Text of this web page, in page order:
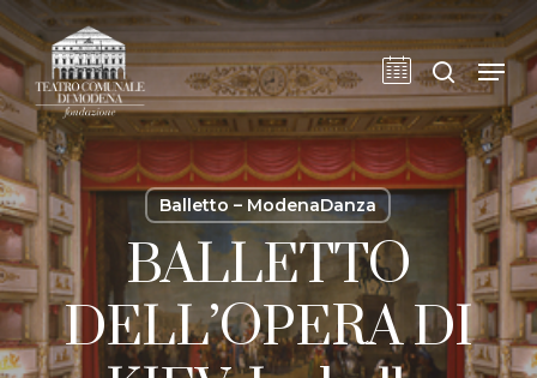
Skip
to
main
content
cerca
Balletto – ModenaDanza
BALLETTO
DELL’OPERA DI